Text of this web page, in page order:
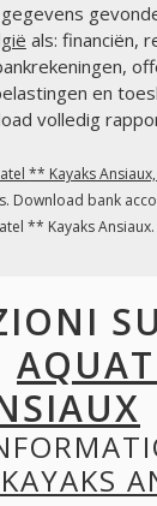
als: financiën,
en
volledig
** Kayaks
Download bank
** Kayaks